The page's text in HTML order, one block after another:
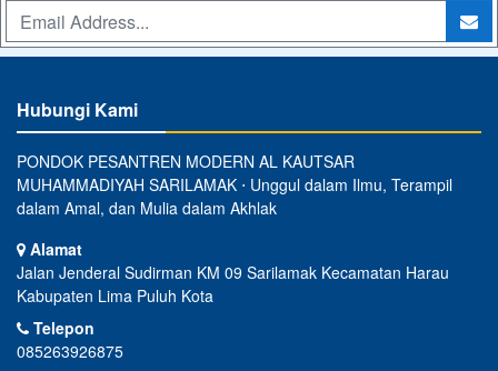
Hubungi Kami
PONDOK PESANTREN MODERN AL KAUTSAR
MUHAMMADIYAH SARILAMAK ⋅ Unggul dalam Ilmu, Terampil
dalam Amal, dan Mulia dalam Akhlak
Alamat
Jalan Jenderal Sudirman KM 09 Sarilamak Kecamatan Harau
Kabupaten Lima Puluh Kota
Telepon
085263926875